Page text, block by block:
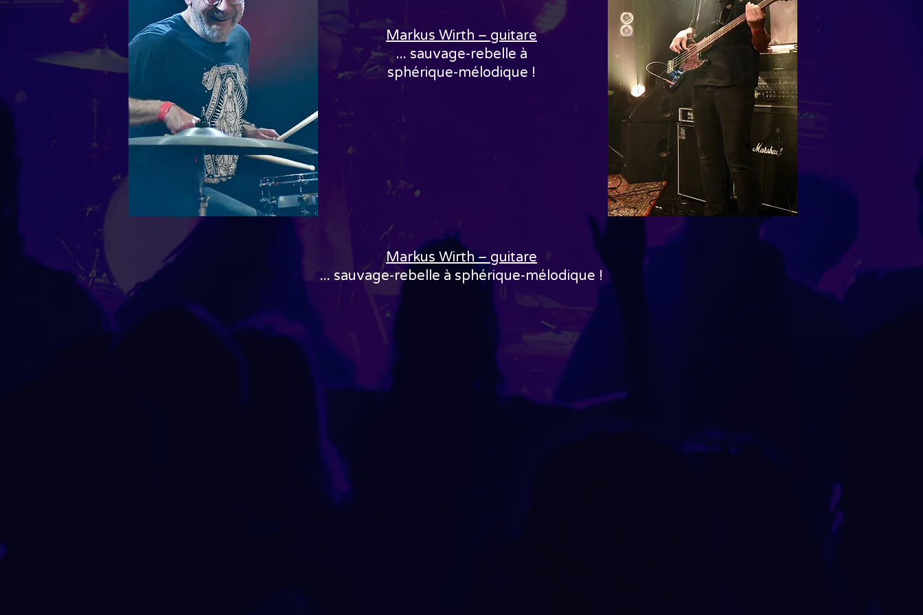
Markus Wirth – guitare
... sauvage-rebelle à
sphérique-mélodique !
Markus Wirth – guitare
... sauvage-rebelle à sphérique-mélodique !